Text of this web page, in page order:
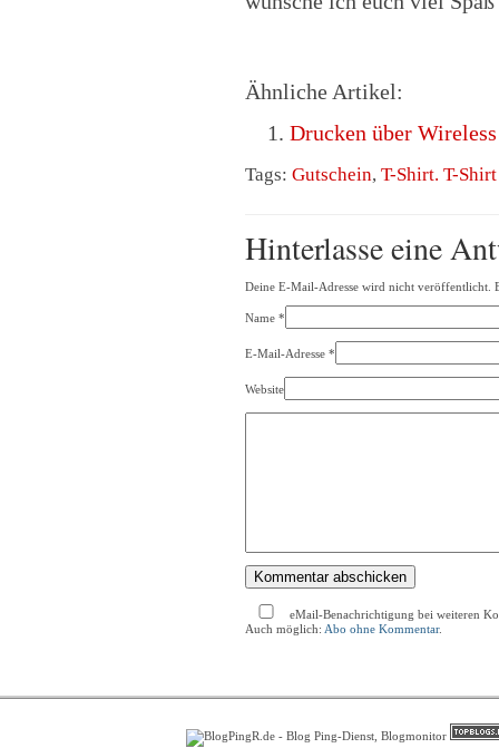
Ähnliche Artikel:
Drucken über
Tags: Gutschein, T-Shirt. T-
Hinterlasse eine
Deine E-Mail-Adresse wird nicht veröffentlicht.
Name *
E-Mail-Adresse *
Website
eMail-Benachrichtigung bei weiteren
Auch möglich: Abo ohne Kommentar.